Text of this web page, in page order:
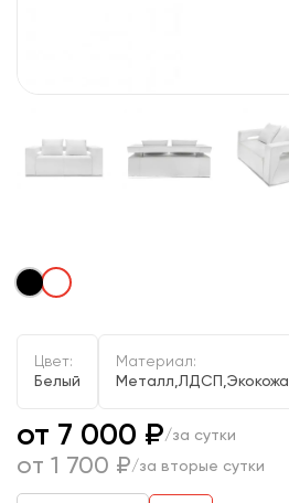
Цвет:
Белый
Материал:
Металл,ЛДСП,Экокожа
от 7 000 ₽/за сутки
от 1 700 ₽/за вторые сутки